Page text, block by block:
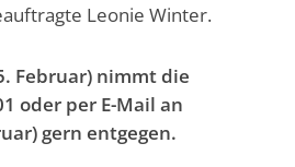
Leonie Winter.
Februar) nimmt die
oder per E-Mail an
gern entgegen.